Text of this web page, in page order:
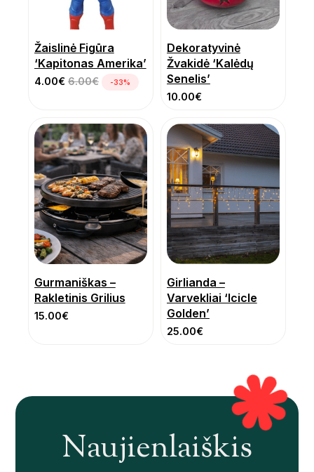
Žaislinė Figūra
‘Kapitonas Amerika’
4.00€ 6.00€ -33%
Dekoratyvinė
Žvakidė ‘Kalėdų
Senelis’
10.00€
Gurmaniškas –
Rakletinis Grilius
15.00€
Girlianda –
Varvekliai ‘Icicle
Golden’
25.00€
Naujienlaiškis